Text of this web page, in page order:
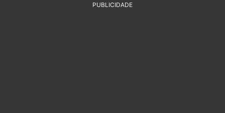
PUBLICIDADE